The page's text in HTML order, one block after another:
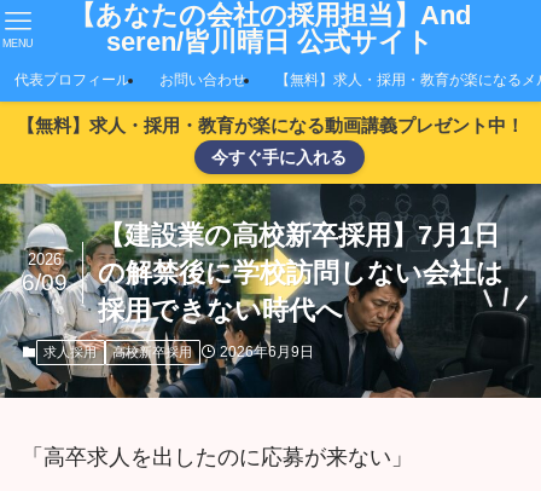
【あなたの会社の採用担当】And
seren/皆川晴日 公式サイト
MENU
代表プロフィール お問い合わせ 【無料】求人・採用・教育が楽になるメ
【無料】求人・採用・教育が楽になる動画講義プレゼント中！
今すぐ手に入れる
【建設業の高校新卒採用】7月1日
の解禁後に学校訪問しない会社は
採用できない時代へ
2026
6/09
求人採用 高校新卒採用 2026年6月9日
「高卒求人を出したのに応募が来ない」